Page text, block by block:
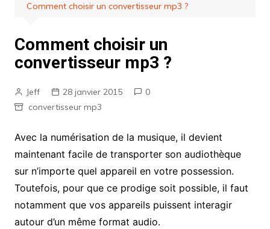
Comment choisir un convertisseur mp3 ?
Comment choisir un
convertisseur mp3 ?
Jeff 28 janvier 2015
0
convertisseur mp3
Avec la numérisation de la musique, il devient
maintenant facile de transporter son audiothèque
sur n’importe quel appareil en votre possession.
Toutefois, pour que ce prodige soit possible, il faut
notamment que vos appareils puissent interagir
autour d’un même format audio.